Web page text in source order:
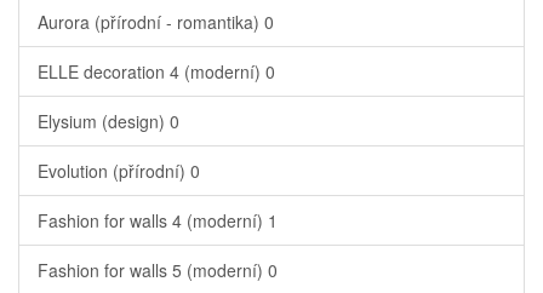
Aurora (přírodní - romantika) 0
ELLE decoration 4 (moderní) 0
Elysium (design) 0
Evolution (přírodní) 0
Fashion for walls 4 (moderní) 1
Fashion for walls 5 (moderní) 0